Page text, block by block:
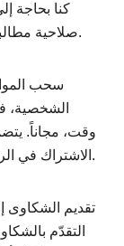
كنا بحاجة
صلاحية مطالبة قانونية، أو ممارستها، أو الدفاع عنها.
وقت، مجاناً.
الاشتراك في الرسائل التسويقية التي تتلقاها من جانبنا.
تقديم الشكاوى
التقدّم